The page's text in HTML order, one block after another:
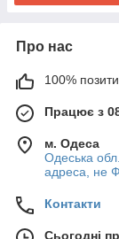
Про нас
100%
Працює з
м. Одеса
Одеська
адреса, не
Контакти
Сьогодні